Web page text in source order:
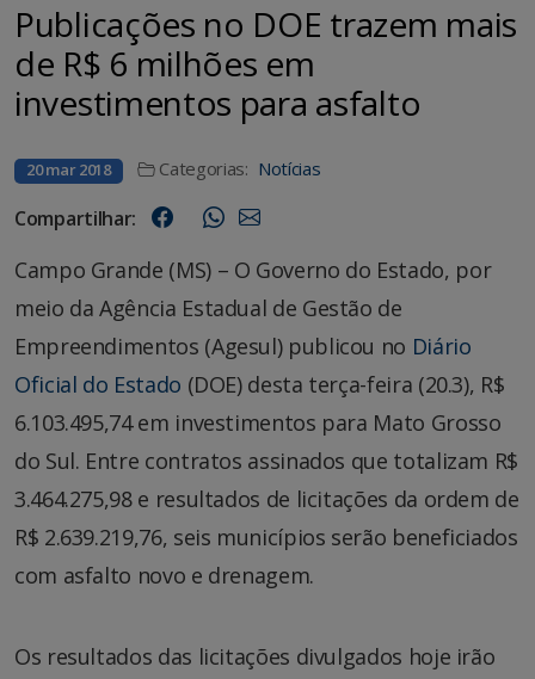
Publicações no DOE trazem mais
de R$ 6 milhões em
investimentos para asfalto
20 mar 2018 Categorias: Notícias
Compartilhar:
Campo Grande (MS) – O Governo do Estado, por
meio da Agência Estadual de Gestão de
Empreendimentos (Agesul) publicou no Diário
Oficial do Estado (DOE) desta terça-feira (20.3), R$
6.103.495,74 em investimentos para Mato Grosso
do Sul. Entre contratos assinados que totalizam R$
3.464.275,98 e resultados de licitações da ordem de
R$ 2.639.219,76, seis municípios serão beneficiados
com asfalto novo e drenagem.
Os resultados das licitações divulgados hoje irão